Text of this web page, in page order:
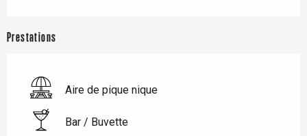
Prestations
Aire de pique nique
Bar / Buvette